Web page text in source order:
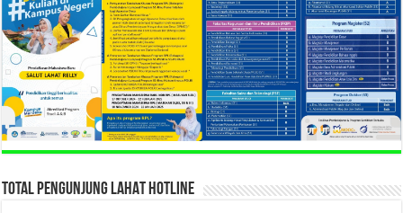
TOTAL PENGUNJUNG LAHAT HOTLINE